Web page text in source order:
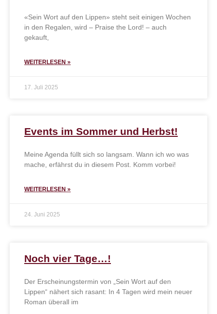
«Sein Wort auf den Lippen» steht seit einigen Wochen
in den Regalen, wird – Praise the Lord! – auch
gekauft,
WEITERLESEN »
17. Juli 2025
Events im Sommer und Herbst!
Meine Agenda füllt sich so langsam. Wann ich wo was
mache, erfährst du in diesem Post. Komm vorbei!
WEITERLESEN »
24. Juni 2025
Noch vier Tage…!
Der Erscheinungstermin von „Sein Wort auf den
Lippen“ nähert sich rasant: In 4 Tagen wird mein neuer
Roman überall im